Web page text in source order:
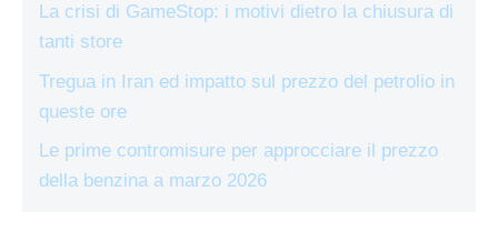
La crisi di GameStop: i motivi dietro la chiusura di
tanti store
Tregua in Iran ed impatto sul prezzo del petrolio in
queste ore
Le prime contromisure per approcciare il prezzo
della benzina a marzo 2026